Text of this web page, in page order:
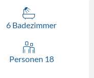
6 Badezimmer
Personen 18